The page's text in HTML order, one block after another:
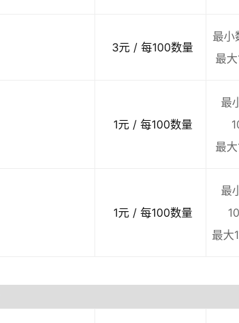
3元 / 每100数量
最小
最
1元 / 每100数量
最
最
1元 / 每100数量
最
最大